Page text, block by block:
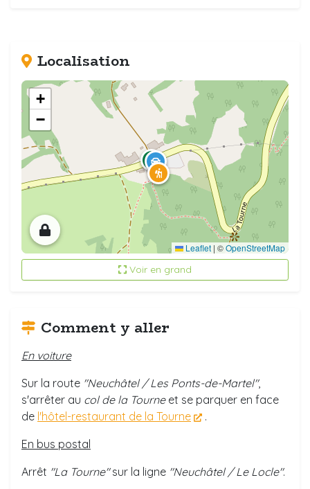
Localisation
+
−
Leaflet | ©OpenStreetMap
Voir en grand
Comment y aller
En voiture
Sur la route "Neuchâtel / Les Ponts-de-Martel",
s'arrêter au col de la Tourneet se parquer en face
de l'hôtel-restaurant de la Tourne
.
En bus postal
Arrêt "La Tourne"sur la ligne "Neuchâtel / Le Locle".